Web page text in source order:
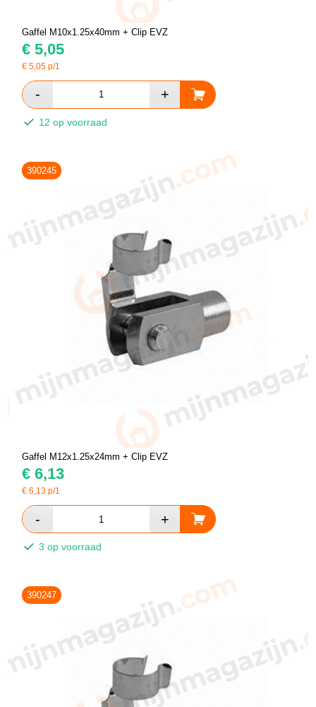
Gaffel M10x1.25x40mm + Clip EVZ
€ 5,05
€5,05 p/1
12 op voorraad
390245
Gaffel M12x1.25x24mm + Clip EVZ
€ 6,13
€6,13 p/1
3 op voorraad
390247